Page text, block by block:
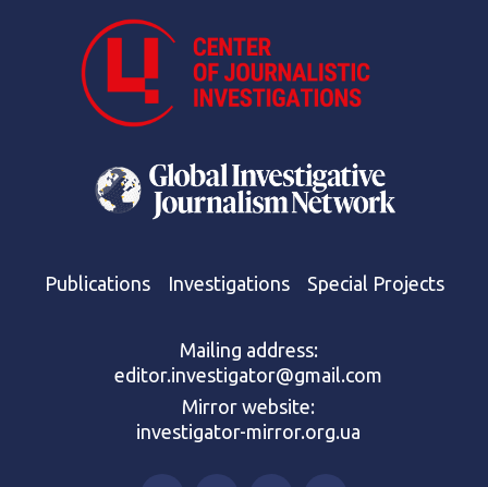
Publications Investigations Special Projects
Mailing address:
editor.investigator@gmail.com
Mirror website:
investigator-mirror.org.ua